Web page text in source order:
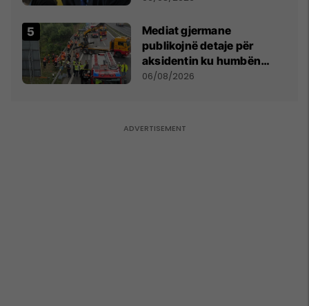
Mediat gjermane
publikojnë detaje për
aksidentin ku humbën
jetën tre mërgimtarë nga
06/08/2026